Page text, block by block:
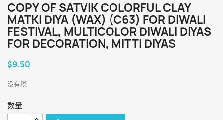
COPY OF SATVIK COLORFUL CLAY
MATKI DIYA (WAX) (C63) FOR DIWALI
FESTIVAL, MULTICOLOR DIWALI DIYAS
FOR DECORATION, MITTI DIYAS
$9.50
没有税
数量